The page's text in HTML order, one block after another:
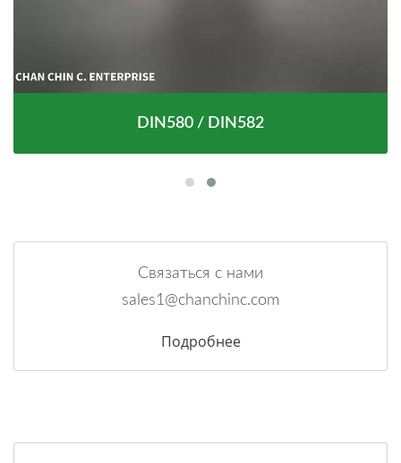
DIN580 / DIN582
Связаться с нами
sales1@chanchinc.com
Подробнее